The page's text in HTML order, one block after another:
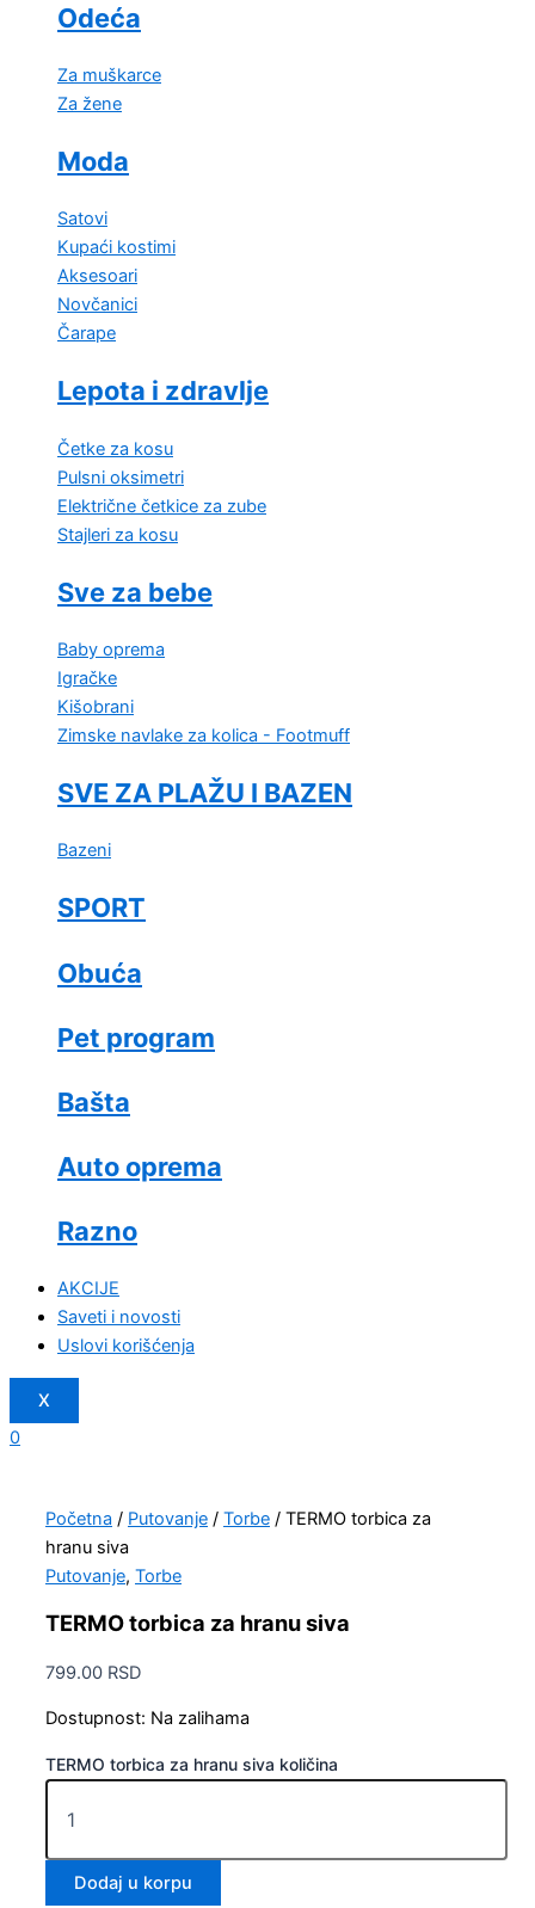
Odeća
Za muškarce
Za žene
Moda
Satovi
Kupaći kostimi
Aksesoari
Novčanici
Čarape
Lepota i zdravlje
Četke za kosu
Pulsni oksimetri
Električne četkice za zube
Stajleri za kosu
Sve za bebe
Baby oprema
Igračke
Kišobrani
Zimske navlake za kolica - Footmuff
SVE ZA PLAŽU I BAZEN
Bazeni
SPORT
Obuća
Pet program
Bašta
Auto oprema
Razno
AKCIJE
Saveti i novosti
Uslovi korišćenja
X
0
Početna / Putovanje / Torbe / TERMO torbica za
hranu siva
Putovanje, Torbe
TERMO torbica za hranu siva
799.00 RSD
Dostupnost: Na zalihama
TERMO torbica za hranu siva količina
Dodaj u korpu